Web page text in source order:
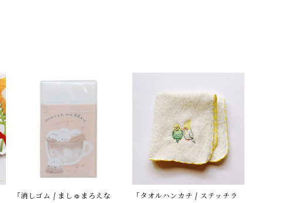
「消しゴム / ましゅまろえな
「タオルハンカチ / ステッチラ